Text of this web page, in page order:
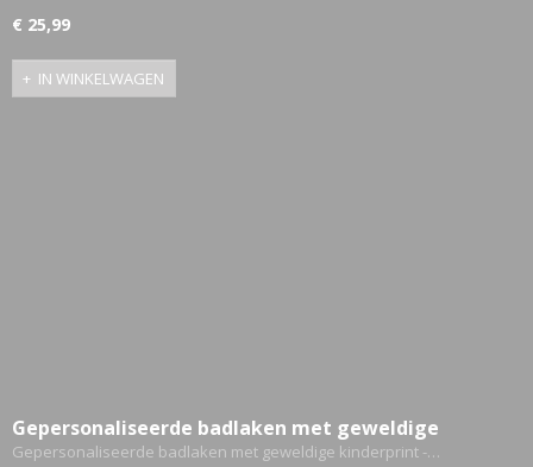
€ 25,99
IN WINKELWAGEN
Gepersonaliseerde badlaken met geweldige
kinderprint - Unicorn
Gepersonaliseerde badlaken met geweldige kinderprint -…